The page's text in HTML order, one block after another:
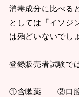
消毒成分に比べる
としては「イソジ
は殆どいないでし
登録販売者試験で
①含嗽薬 ②口腔